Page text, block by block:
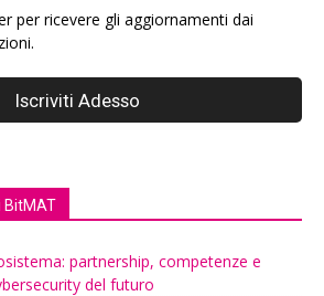
per ricevere gli aggiornamenti dai
BitMAT
partnership, competenze e
del futuro